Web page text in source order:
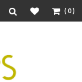
(0)